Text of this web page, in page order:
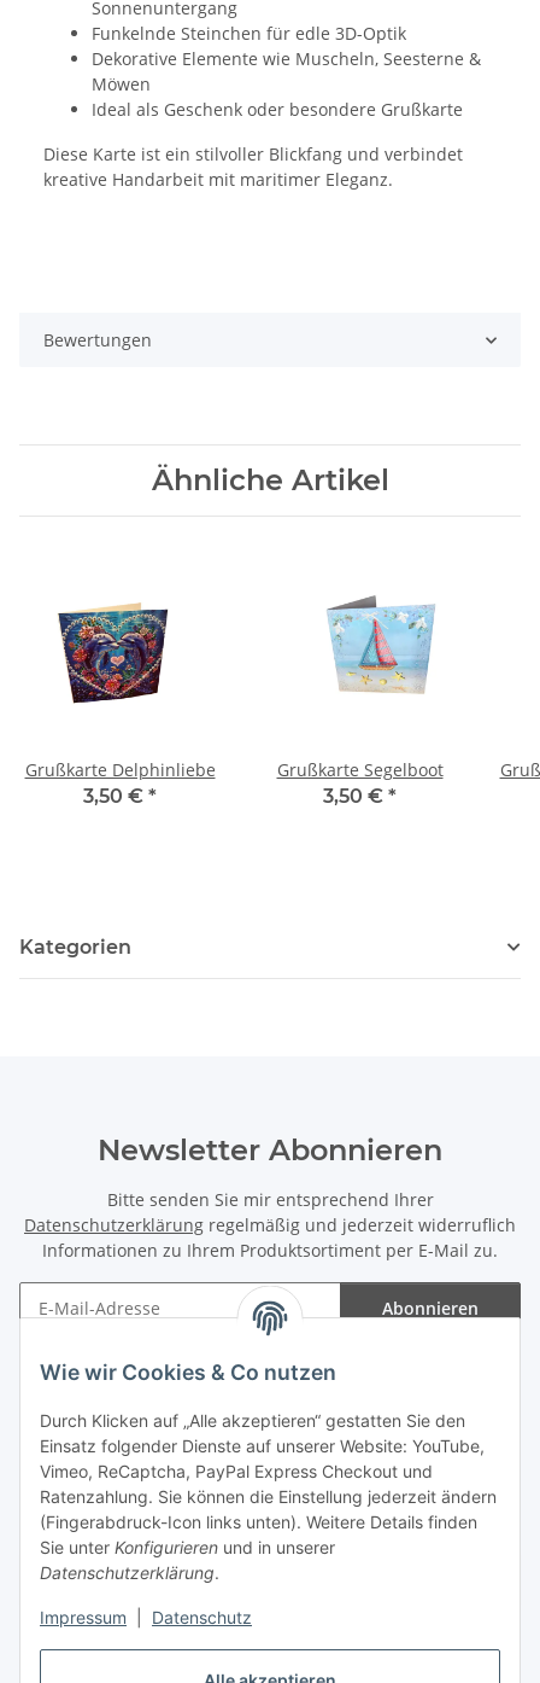
Wie wir Cookies & Co nutzen
Durch Klicken auf „Alle akzeptieren“ gestatten Sie den
Einsatz folgender Dienste auf unserer Website: YouTube,
Vimeo, ReCaptcha, PayPal Express Checkout und
Ratenzahlung. Sie können die Einstellung jederzeit ändern
(Fingerabdruck-Icon links unten). Weitere Details finden
Sie unter Konfigurieren und in unserer
Datenschutzerklärung.
Impressum Datenschutz
Sonnenuntergang
Funkelnde Steinchen für edle 3D-Optik
Dekorative Elemente wie Muscheln, Seesterne &
Möwen
Ideal als Geschenk oder besondere Grußkarte
Diese Karte ist ein stilvoller Blickfang und verbindet
kreative Handarbeit mit maritimer Eleganz.
Bewertungen
Ähnliche Artikel
Grußkarte Delphinliebe
3,50 € *
Grußkarte Segelboot
3,50 € *
Kategorien
Newsletter Abonnieren
Bitte senden Sie mir entsprechend Ihrer
Datenschutzerklärung regelmäßig und jederzeit widerruflich
Informationen zu Ihrem Produktsortiment per E-Mail zu.
Abonnieren
Gesetzliche Informationen
Vertrag widerrufen